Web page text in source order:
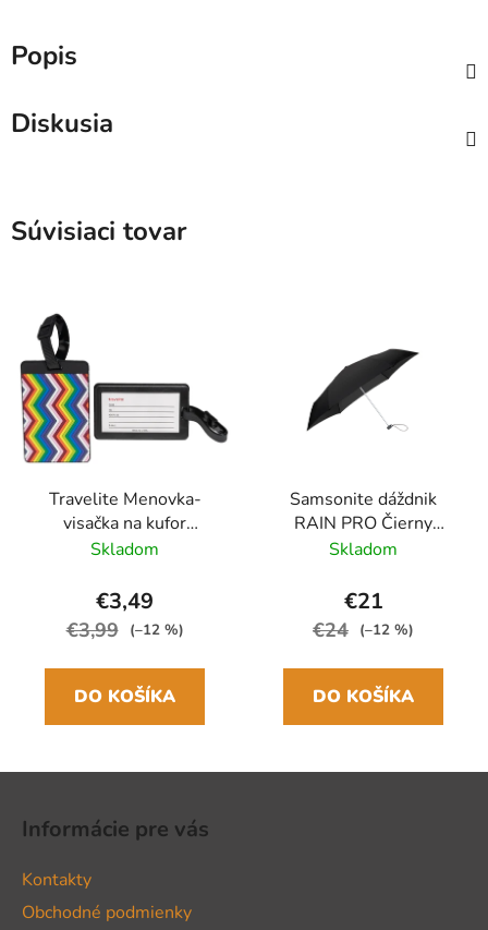
Popis
Diskusia
Súvisiaci tovar
Travelite Menovka-
visačka na kufor
Multicolor Waves
Skladom
€3,49
€3,99 (–12 %)
DO KOŠÍKA
Samsonite dáždnik
RAIN PRO Čierny
skladací manuálny
Skladom
€21
€24 (–12 %)
DO KOŠÍKA
Informácie pre vás
Kontakty
Obchodné podmienky